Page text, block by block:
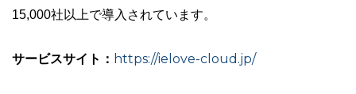
15,000社以上で導入されています。
サービスサイト： https://ielove-cloud.jp/